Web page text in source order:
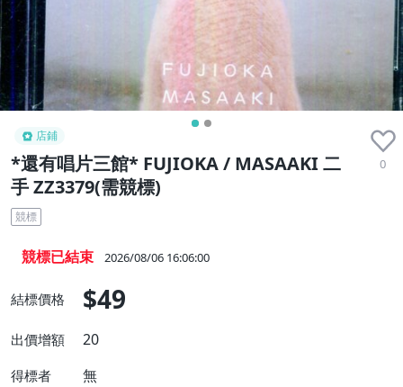
店鋪
*還有唱片三館* FUJIOKA / MASAAKI 二
手 ZZ3379(需競標)
0
競標
競標已結束 2026/08/06 16:06:00
結標價格 $49
出價增額 20
得標者 無